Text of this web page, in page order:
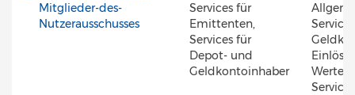
Mitglieder-des-
Nutzerausschusses
Services für
Emittenten,
Services für
Depot- und
Geldkontoinhaber
Werte,